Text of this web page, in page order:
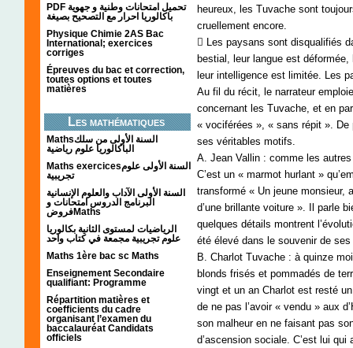
PDF تحميل امتحانات وطنية و جهوية
باكالوريا احرار مع التصحيح بصيغة
Physique Chimie 2AS Bac
International; exercices
corriges
Épreuves du bac et correction,
toutes options et toutes
matières
Les mathématiques
Mathsالسنة الأولى من سلك
الباكالوريا علوم رياضية
Maths exercicesالسنة الأولى علوم
تجريبية
السنة الأولى الآداب والعلوم الإنسانية
البرنامج الدروس امتحانات و
فروضMaths
الرياضيات لمستوى الثانية بكالوريا
علوم تجريبية مجمعة في كتاب واحد
Maths 1ère bac sc Maths
Enseignement Secondaire
qualifiant: Programme
Répartition matières et
coefficients du cadre
organisant l’examen du
baccalauréat Candidats
officiels
heureux, les Tuvache sont
cruellement encore.
 Les paysans sont disqualifiés
bestial, leur langue est
leur intelligence est limitée. Les
Au fil du récit, le narrateur
concernant les Tuvache, et en
« vociférées », « sans répit ».
ses véritables motifs.
A. Jean Vallin : comme les
C’est un « marmot hurlant »
transformé « Un jeune monsieur,
d’une brillante voiture ». Il parle
quelques détails montrent
été élevé dans le souvenir de
B. Charlot Tuvache : à quinze
blonds frisés et pommadés de
vingt et un an Charlot est resté
de ne pas l’avoir « vendu » aux
son malheur en ne faisant pas
d’ascension sociale. C’est lui